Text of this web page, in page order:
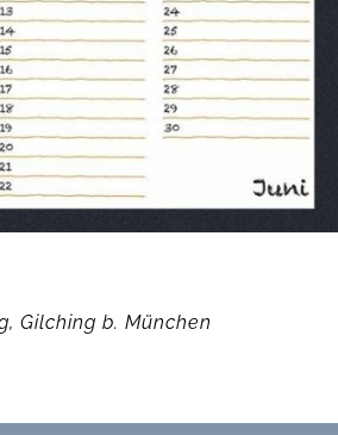
Gilching b. München